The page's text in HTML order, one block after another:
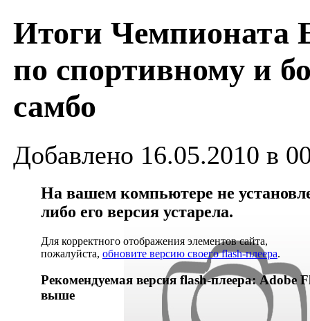
Итоги Чемпионата
по спортивному и
самбо
Добавлено 16.05.2010 в
На вашем компьютере не
либо его версия устарела.
Для корректного отображения элементов сайта,
пожалуйста, обновите версию своего flash-плеера.
Рекомендуемая версия flash-плеера: Adobe
выше